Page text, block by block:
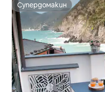
Супердомакин
Супердомакин